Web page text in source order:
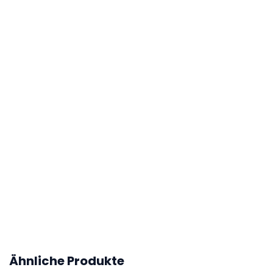
Ähnliche Produkte